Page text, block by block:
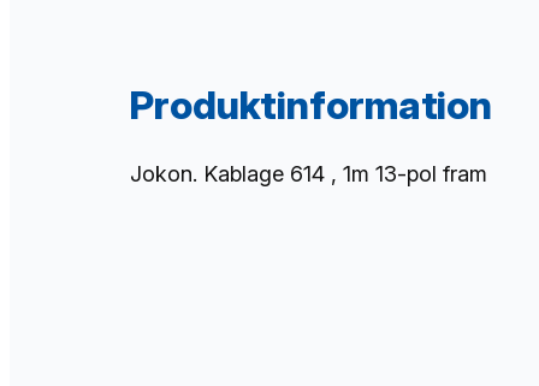
Produktinformation
Jokon. Kablage 614 , 1m 13-pol fram